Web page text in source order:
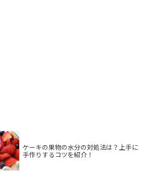
ケーキの果物の水分の対処法は？上手に
手作りするコツを紹介！